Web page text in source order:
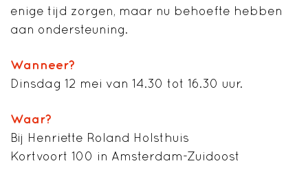
enige tijd zorgen, maar nu behoefte hebben
aan ondersteuning.
Wanneer?
Dinsdag 12 mei van 14.30 tot 16.30 uur.
Waar?
Bij Henriette Roland Holsthuis
Kortvoort 100 in Amsterdam-Zuidoost